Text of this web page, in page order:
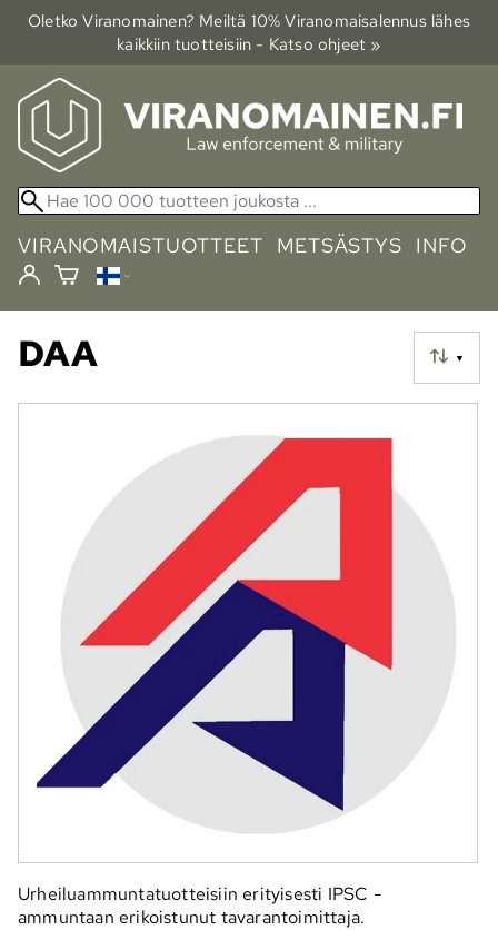
Oletko Viranomainen? Meiltä 10% Viranomais­alennus lähes
kaikkiin tuotteisiin - Katso ohjeet »
VIRANOMAISTUOTTEET METSÄSTYS INFO
▼
DAA
Urheiluammuntatuotteisiin erityisesti IPSC -
ammuntaan erikoistunut tavarantoimittaja.